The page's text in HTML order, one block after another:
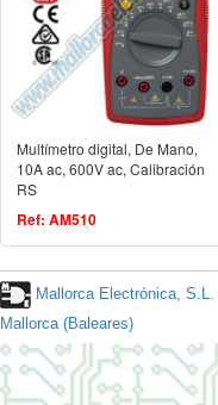
Multímetro digital, De Mano,
10A ac, 600V ac, Calibración
RS
Ref: AM510
Mallorca Electrónica,
Mallorca (Baleares)